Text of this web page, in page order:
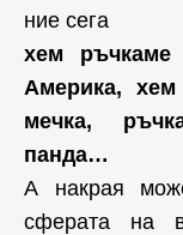
ние сега
хем
Америка,
мечка,
панда…
А накрая
сферата на